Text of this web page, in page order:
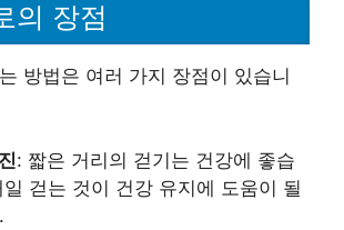
의 장점
방법은 여러 가지 장점이 있습니
: 짧은 거리의 걷기는 건강에 좋습
걷는 것이 건강 유지에 도움이 될